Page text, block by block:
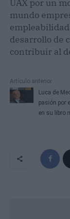
UAX por un
mundo
desarrollo de
contribuir al
Artículo anterior
Luca de
pasión por
en su libro